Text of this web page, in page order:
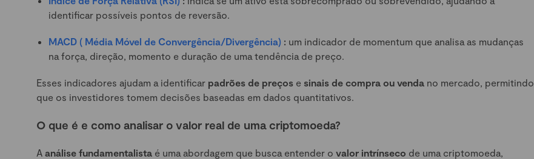
identificar possíveis pontos de reversão.
MACD ( Média Móvel de Convergência/Divergência) : um indicador de momentum que analisa as mudanças
na força, direção, momento e duração de uma tendência de preço.
Esses indicadores ajudam a identificar padrões de preços e sinais de compra ou venda no mercado, permitindo
que os investidores tomem decisões baseadas em dados quantitativos.
O que é e como analisar o valor real de uma criptomoeda?
A análise fundamentalista é uma abordagem que busca entender o valor intrínseco de uma criptomoeda,